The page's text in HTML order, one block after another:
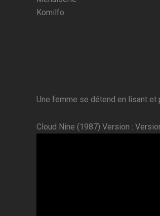
Komilfo
Une femme se détend en lisant
Cloud Nine (1987) Version :